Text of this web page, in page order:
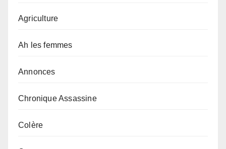
Agriculture
Ah les femmes
Annonces
Chronique Assassine
Colère